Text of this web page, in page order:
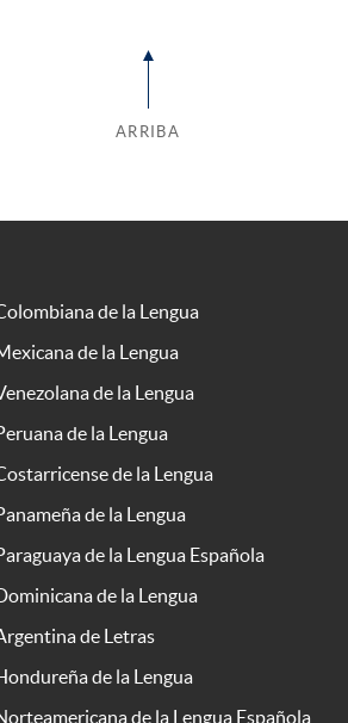
ARRIBA
de la Lengua
de la Lengua
de la Lengua
de la Lengua
de la Lengua
de la Lengua
de la Lengua Española
de la Lengua
de Letras
de la Lengua
de la Lengua Española